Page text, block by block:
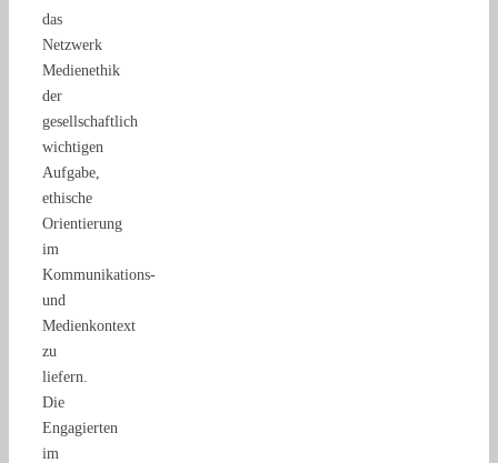
das
Netzwerk
Medienethik
der
gesellschaftlich
wichtigen
Aufgabe,
ethische
Orientierung
im
Kommunikations-
und
Medienkontext
zu
liefern.
Die
Engagierten
im